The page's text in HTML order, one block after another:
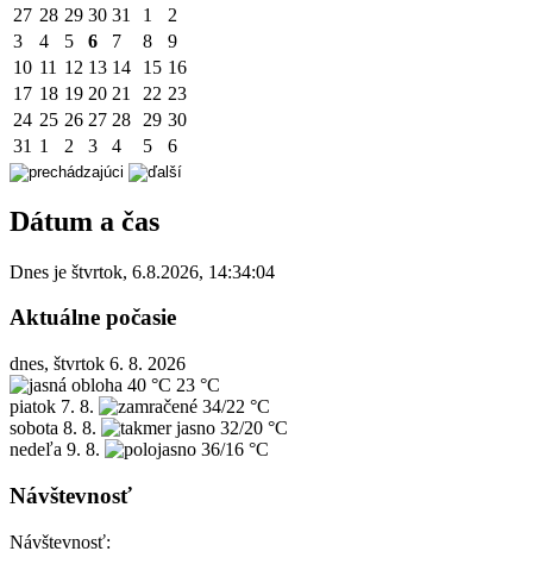
27 28 29 30 31 1
2
3
4 5 6 7 8
9
10 11 12 13 14 15 16
17 18 19 20 21 22 23
24 25 26 27 28 29 30
31 1 2 3 4 5 6
Dátum a čas
Dnes je štvrtok, 6.8.2026, 14:34:04
Aktuálne počasie
dnes, štvrtok 6. 8. 2026
40 °C 23 °C
piatok 7. 8.
34/22 °C
sobota 8. 8.
32/20 °C
nedeľa 9. 8. 36/16 °C
Návštevnosť
Návštevnosť: